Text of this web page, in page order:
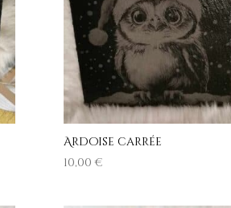
Ardoise carrée
10,00€